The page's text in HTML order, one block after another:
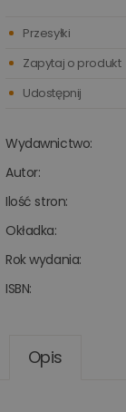
Wydawnictwo:
Autor:
Ilość stron:
Okładka:
Rok wydania:
ISBN:
Przesyłki
Zapytaj o produkt
Udostępnij
Opis